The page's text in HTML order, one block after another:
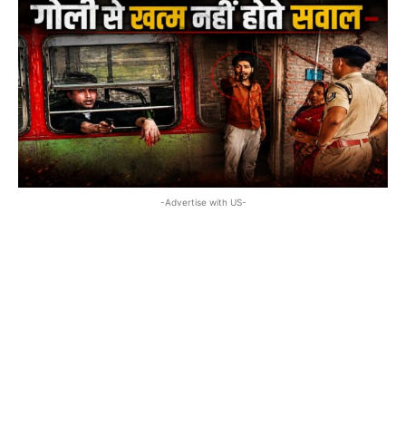
-Advertise with US-